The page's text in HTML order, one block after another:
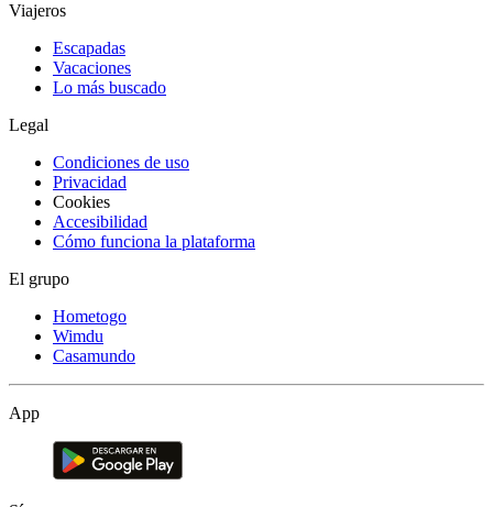
Viajeros
Escapadas
Vacaciones
Lo más buscado
Legal
Condiciones de uso
Privacidad
Cookies
Accesibilidad
Cómo funciona la plataforma
El grupo
Hometogo
Wimdu
Casamundo
App